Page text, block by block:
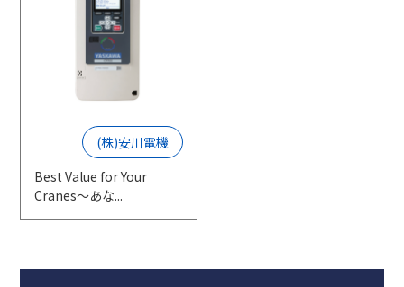
(株)安川電機
Best Value for Your
Cranes～あな...